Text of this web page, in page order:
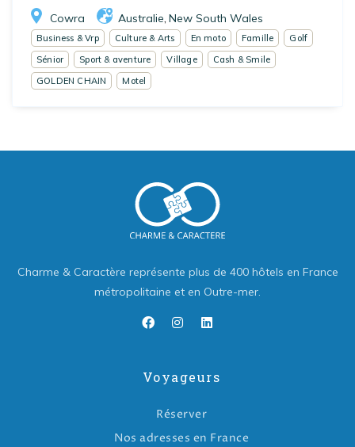
Cowra Australie New South Wales
Business & Vrp Culture & Arts En moto Famille
Golf
Sénior
Sport & aventure Village
Cash & Smile
GOLDEN CHAIN
Motel
Charme & Caractère représente plus de 400 hôtels en France
métropolitaine et en Outre-mer.
Voyageurs
Réserver
Nos adresses en France